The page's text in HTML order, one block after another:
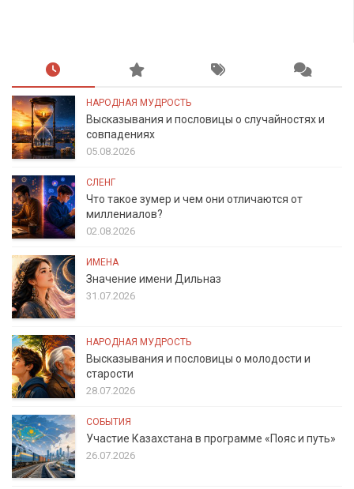
НАРОДНАЯ МУДРОСТЬ
Высказывания и пословицы о случайностях и
совпадениях
05.08.2026
СЛЕНГ
Что такое зумер и чем они отличаются от
миллениалов?
02.08.2026
ИМЕНА
Значение имени Дильназ
31.07.2026
НАРОДНАЯ МУДРОСТЬ
Высказывания и пословицы о молодости и
старости
28.07.2026
СОБЫТИЯ
Участие Казахстана в программе «Пояс и путь»
26.07.2026